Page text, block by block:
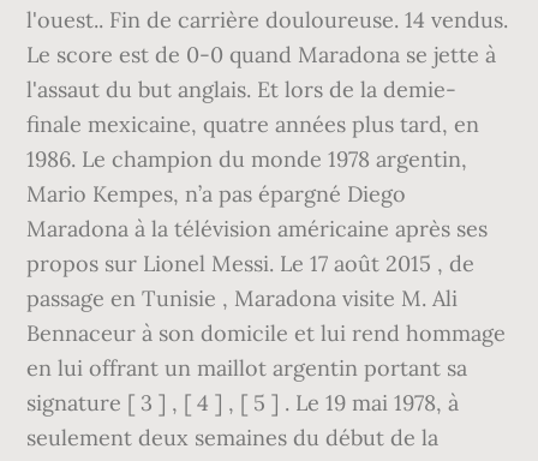
l'ouest.. Fin de carrière douloureuse. 14 vendus.
Le score est de 0-0 quand Maradona se jette à
l'assaut du but anglais. Et lors de la demie-
finale mexicaine, quatre années plus tard, en
1986. Le champion du monde 1978 argentin,
Mario Kempes, n’a pas épargné Diego
Maradona à la télévision américaine après ses
propos sur Lionel Messi. Le 17 août 2015 , de
passage en Tunisie , Maradona visite M. Ali
Bennaceur à son domicile et lui rend hommage
en lui offrant un maillot argentin portant sa
signature [ 3 ] , [ 4 ] , [ 5 ] . Le 19 mai 1978, à
seulement deux semaines du début de la